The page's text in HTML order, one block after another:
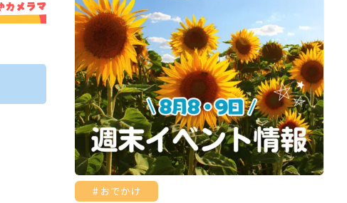
おでかけ